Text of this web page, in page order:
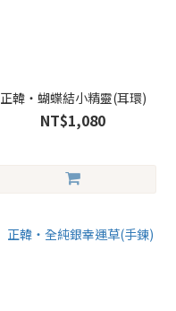
正韓・蝴蝶結小精靈(耳環)
NT$1,080